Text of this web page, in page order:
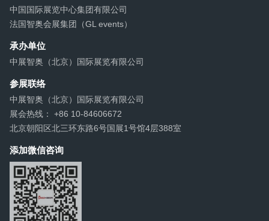
中国国际展览中心集团有限公司
法国智奥会展集团（GL events）
承办单位
中展智奥（北京）国际展览有限公司
参展联络
中展智奥（北京）国际展览有限公司
展会热线： +86 10-84606672
北京朝阳区北三环东路6号国展1号馆4层388室
添加微信咨询